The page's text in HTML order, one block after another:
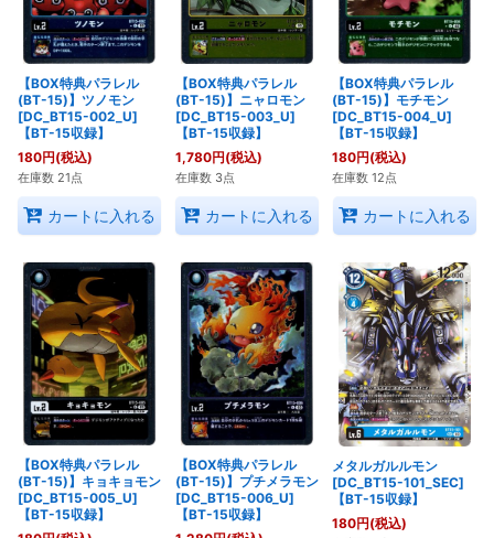
【BOX特典パラレル
(BT-15)】ツノモン
[DC_BT15-002_U]
【BT-15収録】
180円(税込)
在庫数 21点
カートに入れる
【BOX特典パラレル
(BT-15)】ニャロモン
[DC_BT15-003_U]
【BT-15収録】
1,780円(税込)
在庫数 3点
カートに入れる
【BOX特典パラレル
(BT-15)】モチモン
[DC_BT15-004_U]
【BT-15収録】
180円(税込)
在庫数 12点
カートに入れる
【BOX特典パラレル
(BT-15)】キョキョモン
[DC_BT15-005_U]
【BT-15収録】
【BOX特典パラレル
(BT-15)】プチメラモン
[DC_BT15-006_U]
【BT-15収録】
メタルガルルモン
[DC_BT15-101_SEC]
【BT-15収録】
180円(税込)